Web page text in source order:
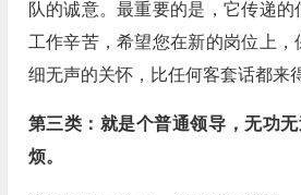
队的诚意。最重要的是，它传递的
工作辛苦，希望您在新的岗位上，
细无声的关怀，比任何客套话都来
第三类：就是个普通领导，无功
烦。